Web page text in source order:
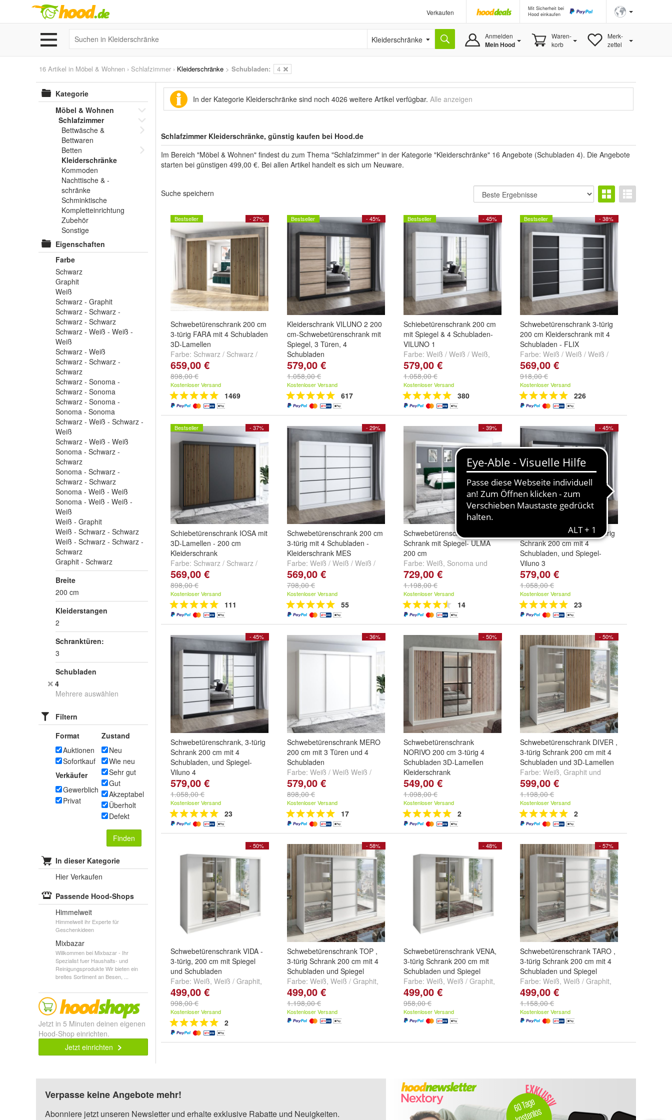
Verkaufen
Mit Sicherheit bei
Hood einkaufen
Kleiderschränke Anmelden
Mein Hood
Waren-
korb
Merk-
zettel
16 Artikel in Möbel & Wohnen › Schlafzimmer › Kleiderschränke > Schubladen: 4
Kategorie
Möbel & Wohnen
Schlafzimmer
Bettwäsche &
Bettwaren
Betten
Kleiderschränke
Kommoden
Nachttische & -
schränke
Schminktische
Kompletteinrichtung
Zubehör
Sonstige
Eigenschaften
Farbe
Schwarz
Graphit
Weiß
Schwarz - Graphit
Schwarz - Schwarz -
Schwarz - Schwarz
Schwarz - Weiß - Weiß -
Weiß
Schwarz - Weiß
Schwarz - Schwarz -
Schwarz
Schwarz - Sonoma -
Schwarz - Sonoma
Schwarz - Sonoma -
Sonoma - Sonoma
Schwarz - Weiß - Schwarz -
Weiß
Schwarz - Weiß - Weiß
Sonoma - Schwarz -
Schwarz
Sonoma - Schwarz -
Schwarz - Schwarz
Sonoma - Weiß - Weiß
Sonoma - Weiß - Weiß -
Weiß
Weiß - Graphit
Weiß - Schwarz - Schwarz
Weiß - Schwarz - Schwarz -
Schwarz
Graphit - Schwarz
Breite
200 cm
Kleiderstangen
2
Schranktüren:
3
Schubladen
4
Mehrere auswählen
Filtern
Format
Auktionen
Sofortkauf
Verkäufer
Gewerblich
Privat
Zustand
Neu
Wie neu
Sehr gut
Gut
Akzeptabel
Überholt
Defekt
Finden
In dieser Kategorie
Hier Verkaufen
Passende Hood-Shops
Himmelweit
Himmelweit ihr Experte für
Geschenkideen
Mixbazar
Willkommen bei Mixbazar - Ihr
Spezialist fuer Haushalts- und
Reinigungsprodukte Wir bieten ein
breites Sortiment an Besen, ...
Jetzt in 5 Minuten deinen eigenen
Hood-Shop einrichten.
Jetzt einrichten
In der Kategorie Kleiderschränke sind noch 4026 weitere Artikel verfügbar. Alle anzeigen
Schlafzimmer Kleiderschränke, günstig kaufen bei Hood.de
Im Bereich "Möbel & Wohnen" findest du zum Thema "Schlafzimmer" in der Kategorie "Kleiderschränke" 16 Angebote (Schubladen 4). Die Angebote
starten bei günstigen 499,00 €. Bei allen Artikel handelt es sich um Neuware.
Suche speichern
- 27%
Bestseller
Schwebetürenschrank 200 cm
3-türig FARA mit 4 Schubladen
3D-Lamellen
Farbe: Schwarz / Schwarz /
Schwarz, Sonoma / Schwarz /
Schwarz,
Schwarzundweitere ...
659,00 €
898,00 €
Kostenloser Versand
1469
- 45%
Bestseller
Kleiderschrank VILUNO 2 200
cm-Schwebetürenschrank mit
Spiegel, 3 Türen, 4
Schubladen
Farbe:Weiß / Weiß / Weiß
Weiß / Sonoma / Sonoma
Weiß / Weiß / Sonoma
weitere ...
579,00 €
1.058,00 €
Kostenloser Versand
617
- 45%
Bestseller
Schiebetürenschrank 200 cm
mit Spiegel & 4 Schubladen-
VILUNO 1
Farbe: Weiß / Weiß / Weiß,
Weiß / Sonoma / Sonoma
Weiß / Weiß / Sonoma
weitere ...
579,00 €
1.058,00 €
Kostenloser Versand
380
- 38%
Bestseller
Schwebetürenschrank 3-türig
200 cm Kleiderschrank mit 4
Schubladen - FLIX
Farbe: Weiß / Weiß / Weiß /
Weiß ,Weiß / Sonoma /
Sonoma / Sonoma
569,00 €
918,00 €
Kostenloser Versand
226
- 37%
Bestseller
Schiebetürenschrank IOSA mit
3D-Lamellen - 200 cm
Kleiderschrank
Farbe: Schwarz / Schwarz /
Schwarz / Schwarz
Schwarz / Schwarz / Schwarz
und+
569,00 €
898,00 €
Kostenloser Versand
111
- 29%
Schwebetürenschrank 200 cm
3-türig mit 4 Schubladen -
Kleiderschrank MES
Farbe: Weiß / Weiß / Weiß /
Weiß ,Weiß / Sonoma /
Sonoma / sonoma
569,00 €
798,00 €
Kostenloser Versand
55
- 39%
Schwebetürenschrank, 3-türig
Schrank mit Spiegel- ULMA
200 cm
Farbe: Weiß, Sonoma und
Schwarz
729,00 €
1.198,00 €
Kostenloser Versand
14
- 45%
Schwebetürenschrank, 3-türig
Schrank 200 cm mit 4
Schubladen, und Spiegel-
Viluno 3
Farbe:Weiß / weiß / weiß
Weiß / sonoma / sonoma
Weiß / schwarz / schwarz
weitere ...
579,00 €
1.058,00 €
Kostenloser Versand
23
- 45%
Schwebetürenschrank, 3-türig
Schrank 200 cm mit 4
Schubladen, und Spiegel-
Viluno 4
Farbe:Weiß / weiß / weiß
Weiß / sonoma / sonoma
Weiß / schwarz / schwarz
weitere ...
579,00 €
1.058,00 €
Kostenloser Versand
23
- 36%
Schwebetürenschrank MERO
200 cm mit 3 Türen und 4
Schubladen
Farbe: Weiß / Weiß Weiß /
Weiß ,Weiß / Sonoma /
Sonoma / Sonoma
579,00 €
898,00 €
Kostenloser Versand
17
- 50%
Schwebetürenschrank
NORIVO 200 cm 3-türig 4
Schubladen 3D-Lamellen
Kleiderschrank
Farbe:
Weiß/Weiß/Schwarz/Weiß
Weiß/Schwarz/Schwarz/Schwarz
und+
549,00 €
1.098,00 €
Kostenloser Versand
2
- 50%
Schwebetürenschrank DIVER ,
3-türig Schrank 200 cm mit 4
Schubladen und 3D-Lamellen
Farbe: Weiß, Graphit und
Schwarz
599,00 €
1.198,00 €
Kostenloser Versand
2
- 50%
Schwebetürenschrank VIDA -
3-türig, 200 cm mit Spiegel
und Schubladen
Farbe: Weiß, Weiß / Graphit,
Weiß / Graphit/ Weiß
weitere ...
499,00 €
998,00 €
Kostenloser Versand
2
- 58%
Schwebetürenschrank TOP ,
3-türig Schrank 200 cm mit 4
Schubladen und Spiegel
Farbe: Weiß, Weiß / Graphit,
Weiß / schwarz
499,00 €
1.198,00 €
Kostenloser Versand
- 48%
Schwebetürenschrank VENA,
3-türig Schrank 200 cm mit
Schubladen und Spiegel
Farbe: Weiß, Weiß / Graphit,
Weiß / Graphit / Weiß
weitere ...
499,00 €
958,00 €
Kostenloser Versand
- 57%
Schwebetürenschrank TARO ,
3-türig Schrank 200 cm mit 4
Schubladen und Spiegel
Farbe: Weiß, Weiß / Graphit,
Weiß / Schwarz
499,00 €
1.158,00 €
Kostenloser Versand
Verpasse keine Angebote mehr!
Abonniere jetzt unseren Newsletter und erhalte exklusive Rabatte und Neuigkeiten.